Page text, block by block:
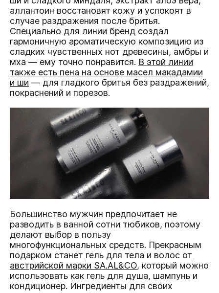
аллантоин восстановят кожу и успокоят в
случае раздражения после бритья.
Специально для линии бренд создал
гармоничную ароматическую композицию из
сладких чувственных нот древесины, амбры и
мха — ему точно понравится. В этой линии
также есть пена на основе масел макадамии
и ши — для гладкого бритья без раздражений,
покраснений и порезов.
Большинство мужчин предпочитает не
разводить в ванной сотни тюбиков, поэтому
делают выбор в пользу
многофункциональных средств. Прекрасным
подарком станет гель для тела и волос от
австрийской марки SA.AL&CO, который можно
использовать как гель для душа, шампунь и
кондиционер. Ингредиенты для своих